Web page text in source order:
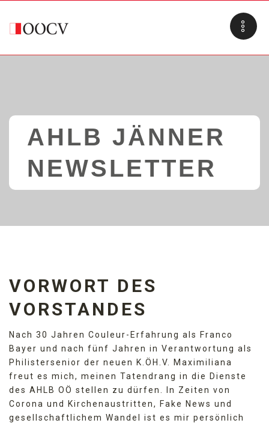
AHLB JÄNNER
NEWSLETTER
VORWORT DES
VORSTANDES
Nach 30 Jahren Couleur-Erfahrung als Franco
Bayer und nach fünf Jahren in Verantwortung als
Philistersenior der neuen K.ÖH.V. Maximiliana
freut es mich, meinen Tatendrang in die Dienste
des AHLB OÖ stellen zu dürfen. In Zeiten von
Corona und Kirchenaustritten, Fake News und
gesellschaftlichem Wandel ist es mir persönlich